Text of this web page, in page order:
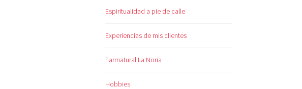
Espiritualidad a pie de calle
Experiencias de mis clientes
Farmatural La Noria
Hobbies